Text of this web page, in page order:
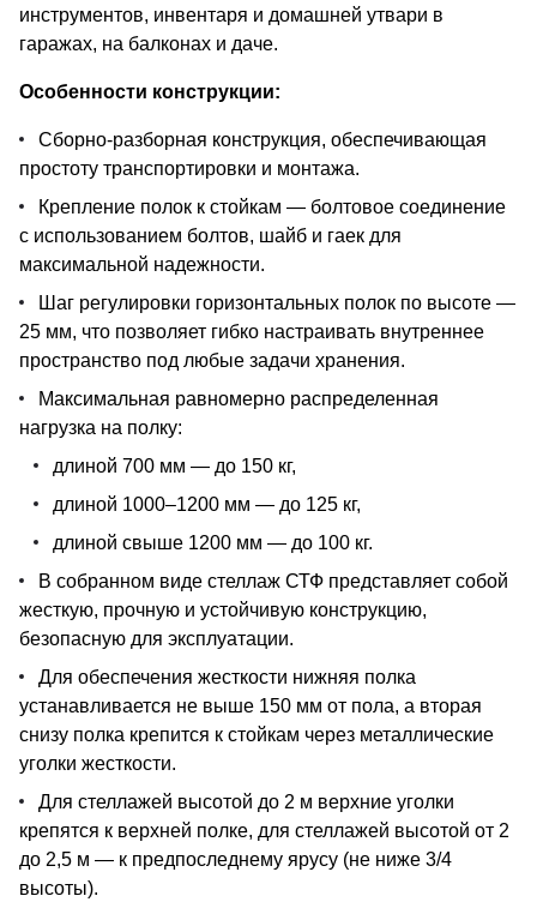
инструментов, инвентаря и домашней утвари в
гаражах, на балконах и даче.
Особенности конструкции:
Сборно-разборная конструкция, обеспечивающая
простоту транспортировки и монтажа.
Крепление полок к стойкам — болтовое соединение
с использованием болтов, шайб и гаек для
максимальной надежности.
Шаг регулировки горизонтальных полок по высоте —
25 мм, что позволяет гибко настраивать внутреннее
пространство под любые задачи хранения.
Максимальная равномерно распределенная
нагрузка на полку:
длиной 700 мм — до 150 кг,
длиной 1000–1200 мм — до 125 кг,
длиной свыше 1200 мм — до 100 кг.
В собранном виде стеллаж СТФ представляет собой
жесткую, прочную и устойчивую конструкцию,
безопасную для эксплуатации.
Для обеспечения жесткости нижняя полка
устанавливается не выше 150 мм от пола, а вторая
снизу полка крепится к стойкам через металлические
уголки жесткости.
Для стеллажей высотой до 2 м верхние уголки
крепятся к верхней полке, для стеллажей высотой от 2
до 2,5 м — к предпоследнему ярусу (не ниже 3/4
высоты).